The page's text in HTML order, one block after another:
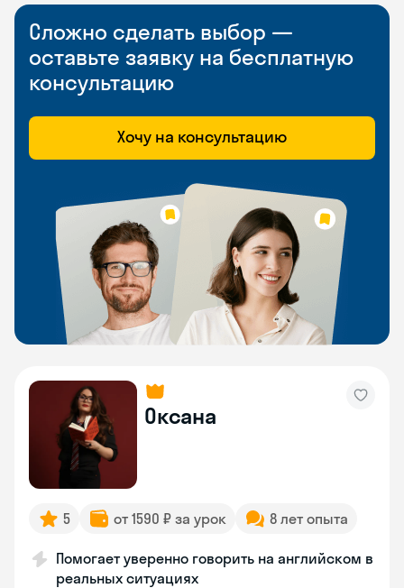
Сложно сделать выбор —
оставьте заявку на бесплатную
консультацию
Хочу на консультацию
Оксана
5 от 1590 ₽ за урок 8 лет опыта
Помогает уверенно говорить на английском в
реальных ситуациях